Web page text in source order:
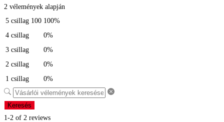
2 vélemények alapján
5 csillag 100 100%
4 csillag
0%
3 csillag
0%
2 csillag
0%
1 csillag
0%
Keresés
1-2 of 2 reviews